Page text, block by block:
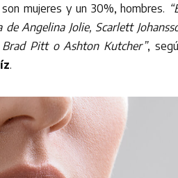
mujeres y un 30%, hombres.
Angelina Jolie, Scarlett
Pitt o Ashton Kutcher”,
.